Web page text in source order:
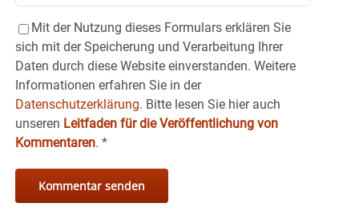
Mit der Nutzung dieses Formulars erklären Sie
sich mit der Speicherung und Verarbeitung Ihrer
Daten durch diese Website einverstanden. Weitere
Informationen erfahren Sie in der
Datenschutzerklärung. Bitte lesen Sie hier auch
unseren Leitfaden für die Veröffentlichung von
Kommentaren. *